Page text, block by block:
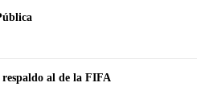
al de la FIFA